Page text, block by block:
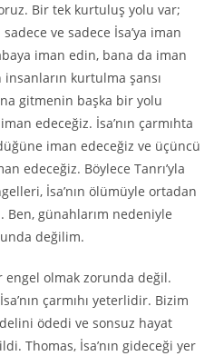
Bir tek kurtuluş yolu var;
ve sadece İsa’ya iman
iman edin, bana da iman
insanların kurtulma şansı
gitmenin başka bir yolu
edeceğiz. İsa’nın çarmıhta
iman edeceğiz ve üçüncü
edeceğiz. Böylece Tanrı’yla
İsa’nın ölümüyle ortadan
Ben, günahlarım nedeniyle
değilim.
engel olmak zorunda değil.
çarmıhı yeterlidir. Bizim
ödedi ve sonsuz hayat
Thomas, İsa’nın gideceği yer